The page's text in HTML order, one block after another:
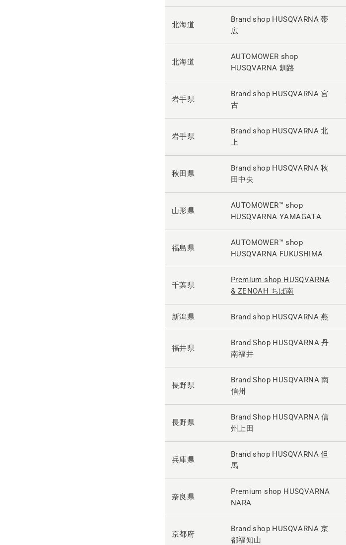
北海道
Brand shop HUSQVARNA 帯
広
北海道
AUTOMOWER shop
HUSQVARNA 釧路
岩手県
Brand shop HUSQVARNA 宮
古
岩手県
Brand shop HUSQVARNA 北
上
秋田県
Brand shop HUSQVARNA 秋
田中央
山形県
AUTOMOWER™ shop
HUSQVARNA YAMAGATA
福島県
AUTOMOWER™ shop
HUSQVARNA FUKUSHIMA
千葉県
Premium shop HUSQVARNA
& ZENOAH ちば南
新潟県 Brand shop HUSQVARNA 燕
福井県
Brand Shop HUSQVARNA 丹
南福井
長野県
Brand Shop HUSQVARNA 南
信州
長野県
Brand Shop HUSQVARNA 信
州上田
兵庫県
Brand shop HUSQVARNA 但
馬
奈良県
Premium shop HUSQVARNA
NARA
京都府
Brand shop HUSQVARNA 京
都福知山